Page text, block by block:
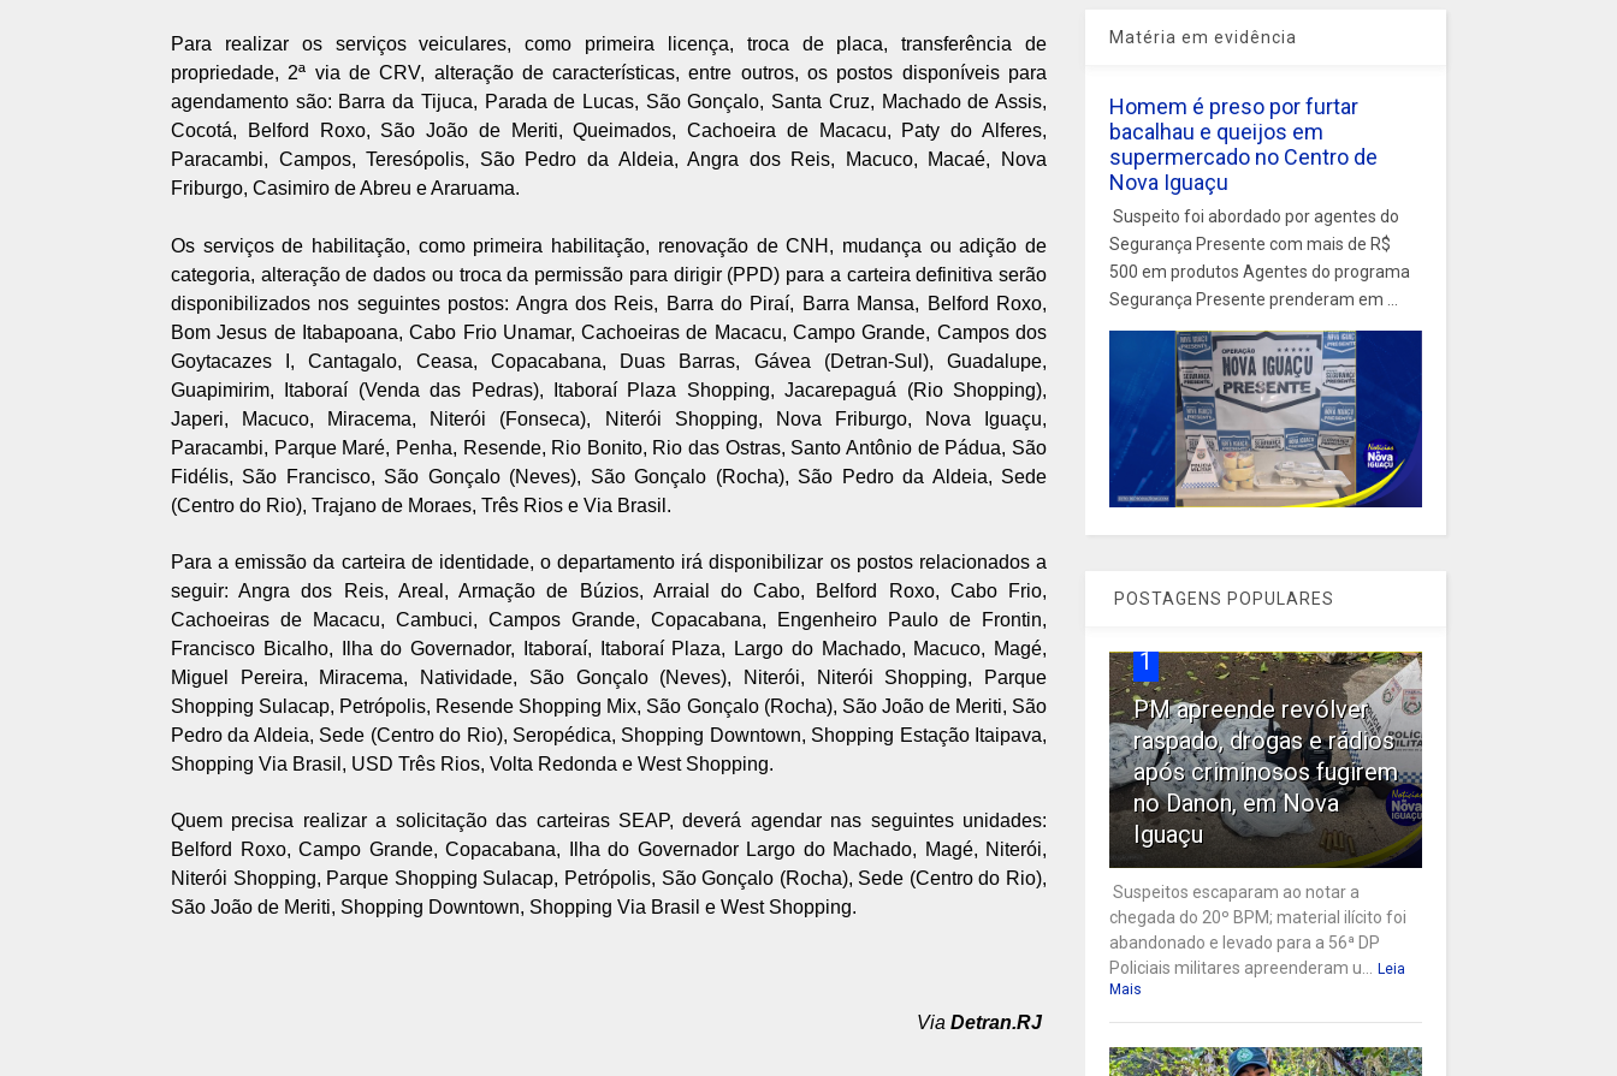
Para realizar os serviços veiculares, como primeira licença, troca de placa, transferência de
propriedade, 2ª via de CRV, alteração de características, entre outros, os postos disponíveis para
agendamento são: Barra da Tijuca, Parada de Lucas, São Gonçalo, Santa Cruz, Machado de Assis,
Cocotá, Belford Roxo, São João de Meriti, Queimados, Cachoeira de Macacu, Paty do Alferes,
Paracambi, Campos, Teresópolis, São Pedro da Aldeia, Angra dos Reis, Macuco, Macaé, Nova
Friburgo, Casimiro de Abreu e Araruama.
Os serviços de habilitação, como primeira habilitação, renovação de CNH, mudança ou adição de
categoria, alteração de dados ou troca da permissão para dirigir (PPD) para a carteira definitiva serão
disponibilizados nos seguintes postos: Angra dos Reis, Barra do Piraí, Barra Mansa, Belford Roxo,
Bom Jesus de Itabapoana, Cabo Frio Unamar, Cachoeiras de Macacu, Campo Grande, Campos dos
Goytacazes I, Cantagalo, Ceasa, Copacabana, Duas Barras, Gávea (Detran-Sul), Guadalupe,
Guapimirim, Itaboraí (Venda das Pedras), Itaboraí Plaza Shopping, Jacarepaguá (Rio Shopping),
Japeri, Macuco, Miracema, Niterói (Fonseca), Niterói Shopping, Nova Friburgo, Nova Iguaçu,
Paracambi, Parque Maré, Penha, Resende, Rio Bonito, Rio das Ostras, Santo Antônio de Pádua, São
Fidélis, São Francisco, São Gonçalo (Neves), São Gonçalo (Rocha), São Pedro da Aldeia, Sede
(Centro do Rio), Trajano de Moraes, Três Rios e Via Brasil.
Para a emissão da carteira de identidade, o departamento irá disponibilizar os postos relacionados a
seguir: Angra dos Reis, Areal, Armação de Búzios, Arraial do Cabo, Belford Roxo, Cabo Frio,
Cachoeiras de Macacu, Cambuci, Campos Grande, Copacabana, Engenheiro Paulo de Frontin,
Francisco Bicalho, Ilha do Governador, Itaboraí, Itaboraí Plaza, Largo do Machado, Macuco, Magé,
Miguel Pereira, Miracema, Natividade, São Gonçalo (Neves), Niterói, Niterói Shopping, Parque
Shopping Sulacap, Petrópolis, Resende Shopping Mix, São Gonçalo (Rocha), São João de Meriti, São
Pedro da Aldeia, Sede (Centro do Rio), Seropédica, Shopping Downtown, Shopping Estação Itaipava,
Shopping Via Brasil, USD Três Rios, Volta Redonda e West Shopping.
Quem precisa realizar a solicitação das carteiras SEAP, deverá agendar nas seguintes unidades:
Belford Roxo, Campo Grande, Copacabana, Ilha do Governador Largo do Machado, Magé, Niterói,
Niterói Shopping, Parque Shopping Sulacap, Petrópolis, São Gonçalo (Rocha), Sede (Centro do Rio),
São João de Meriti, Shopping Downtown, Shopping Via Brasil e West Shopping.
Via Detran.RJ
Matéria em evidência
Homem é preso por furtar
bacalhau e queijos em
supermercado no Centro de
Nova Iguaçu
Suspeito foi abordado por agentes do
Segurança Presente com mais de R$
500 em produtos Agentes do programa
Segurança Presente prenderam em ...
POSTAGENS POPULARES
1
PM apreende revólver
raspado, drogas e rádios
após criminosos fugirem
no Danon, em Nova
Iguaçu
Suspeitos escaparam ao notar a
chegada do 20º BPM; material ilícito foi
abandonado e levado para a 56ª DP
Policiais militares apreenderam u...
Leia
Mais